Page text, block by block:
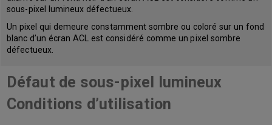
sous-pixel lumineux défectueux.
Un pixel qui demeure constamment sombre ou coloré sur un fond
blanc d’un écran ACL est considéré comme un pixel sombre
défectueux.
Défaut de sous-pixel lumineux
Conditions d’utilisation